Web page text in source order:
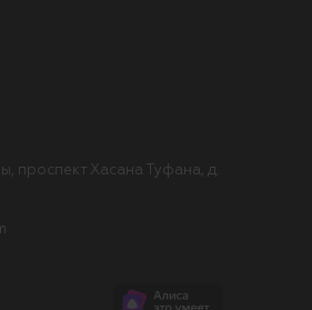
проспект Хасана Туфана, д.